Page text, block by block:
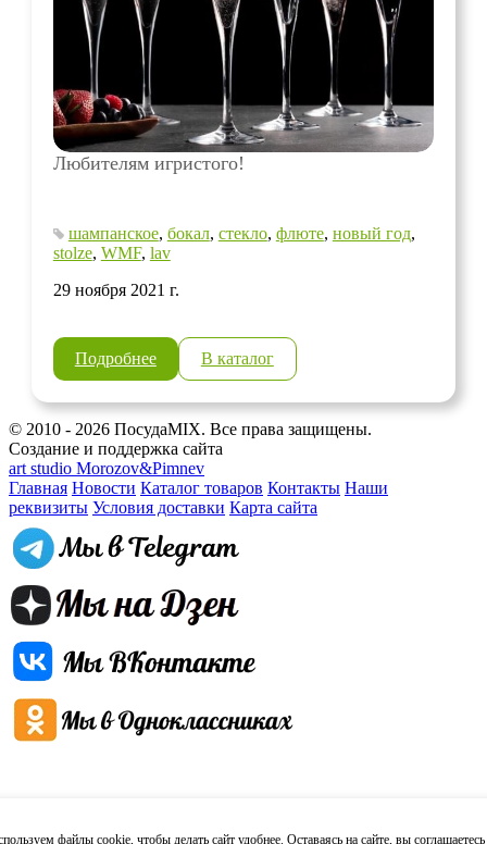
Любителям игристого!
шампанское, бокал, стекло, флюте, новый год,
stolze, WMF, lav
29 ноября 2021 г.
Подробнее В каталог
© 2010 - 2026 ПосудаMIX. Все права защищены.
Создание и поддержка сайта
art studio Morozov&Pimnev
Главная Новости Каталог товаров Контакты Наши
реквизиты Условия доставки Карта сайта
файлы cookie, чтобы делать сайт удобнее. Оставаясь на сайте, вы